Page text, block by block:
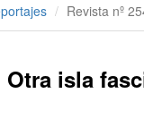
Revista nº
Otra isla